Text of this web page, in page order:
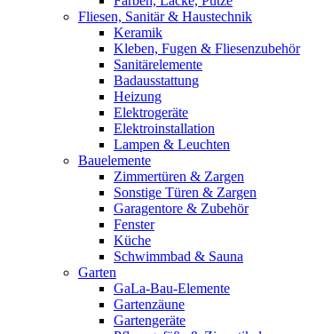
Fliesen, Sanitär & Haustechnik
Keramik
Kleben, Fugen & Fliesenzubehör
Sanitärelemente
Badausstattung
Heizung
Elektrogeräte
Elektroinstallation
Lampen & Leuchten
Bauelemente
Zimmertüren & Zargen
Sonstige Türen & Zargen
Garagentore & Zubehör
Fenster
Küche
Schwimmbad & Sauna
Garten
GaLa-Bau-Elemente
Gartenzäune
Gartengeräte